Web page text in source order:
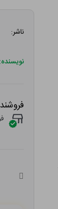
ناشر:
نویسنده: